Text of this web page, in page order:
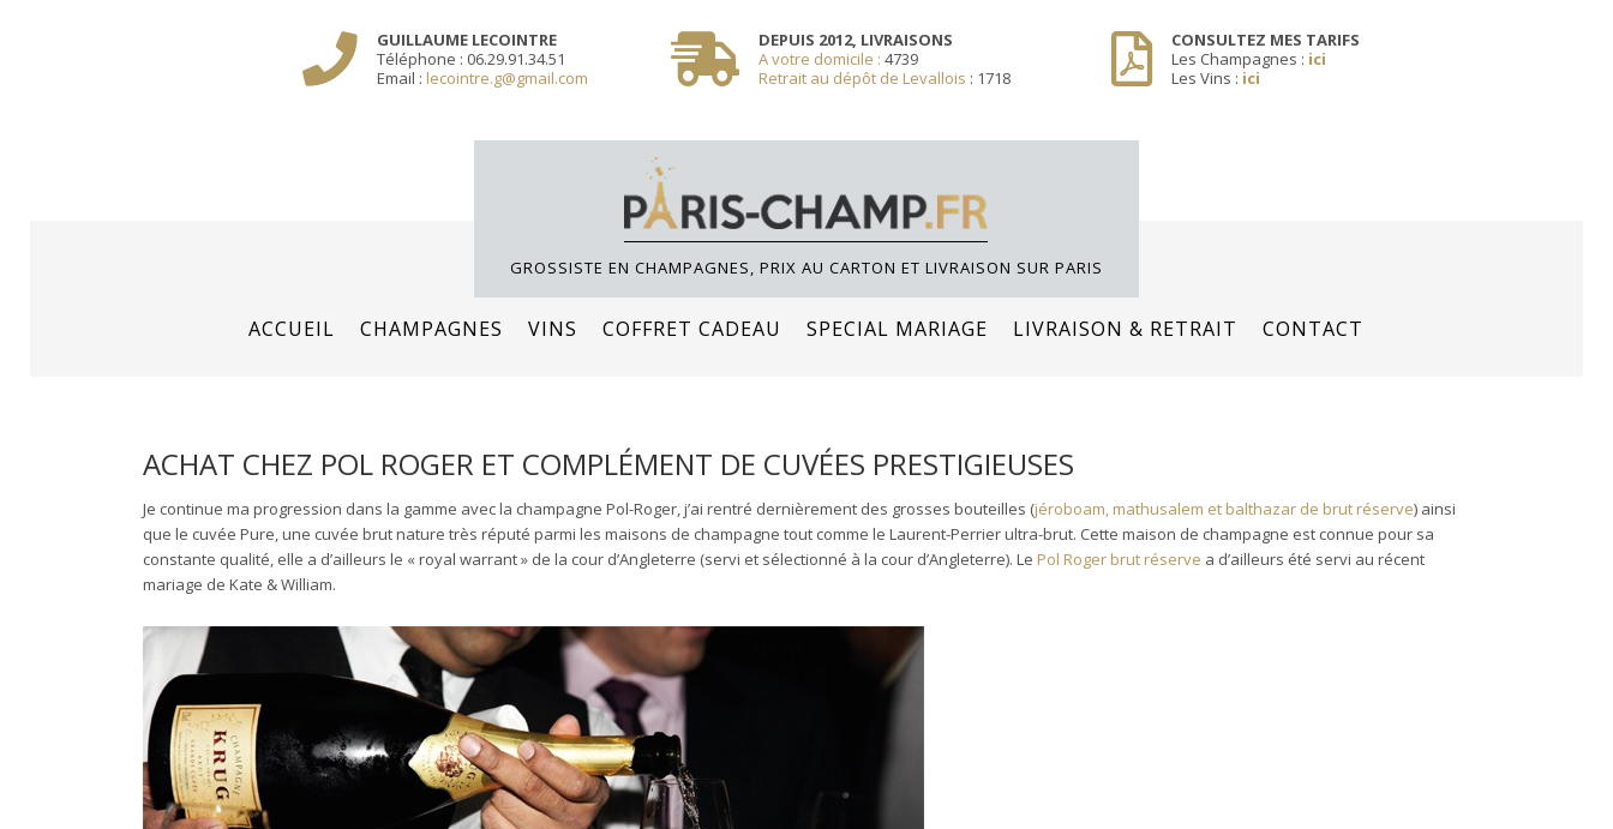
GUILLAUME LECOINTRE
Téléphone : 06.29.91.34.51
Email : lecointre.g@gmail.com
DEPUIS 2012, LIVRAISONS
A votre domicile : 4739
Retrait au dépôt de Levallois : 1718
CONSULTEZ MES TARIFS
Les Champagnes : ici
Les Vins : ici
/** AJOUT D'UN BLOC HEADER (FIN) - WEB-BOUSSOLE **/
GROSSISTE EN CHAMPAGNES, PRIX AU CARTON ET LIVRAISON SUR PARIS
ACCUEIL CHAMPAGNES VINS COFFRET CADEAU SPECIAL MARIAGE LIVRAISON & RETRAIT CONTACT
ACHAT CHEZ POL ROGER ET COMPLÉMENT DE CUVÉES PRESTIGIEUSES
Je continue ma progression dans la gamme avec la champagne Pol-Roger, j’ai rentré dernièrement des grosses bouteilles (jéroboam, mathusalem et balthazar de brut réserve) ainsi
que le cuvée Pure, une cuvée brut nature très réputé parmi les maisons de champagne tout comme le Laurent-Perrier ultra-brut. Cette maison de champagne est connue pour sa
constante qualité, elle a d’ailleurs le « royal warrant » de la cour d’Angleterre (servi et sélectionné à la cour d’Angleterre). Le Pol Roger brut réserve a d’ailleurs été servi au récent
mariage de Kate & William.